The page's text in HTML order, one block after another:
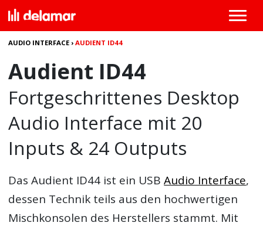
AUDIO INTERFACE ›AUDIENT ID44
Audient ID44
Fortgeschrittenes Desktop
Audio Interface mit 20
Inputs & 24 Outputs
DasAudient ID44 ist ein USBAudio Interface,
dessen Technik teils aus den hochwertigen
Mischkonsolen des Herstellers stammt. Mit